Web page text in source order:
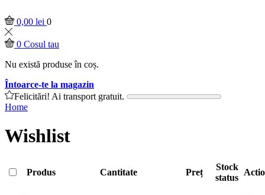
0,00 lei 0
0 Cosul tau
Nu există produse în coș.
Întoarce-te la magazin
Felicitări! Ai transport gratuit.
Home
Wishlist
Produs Cantitate Preț
Stock
status